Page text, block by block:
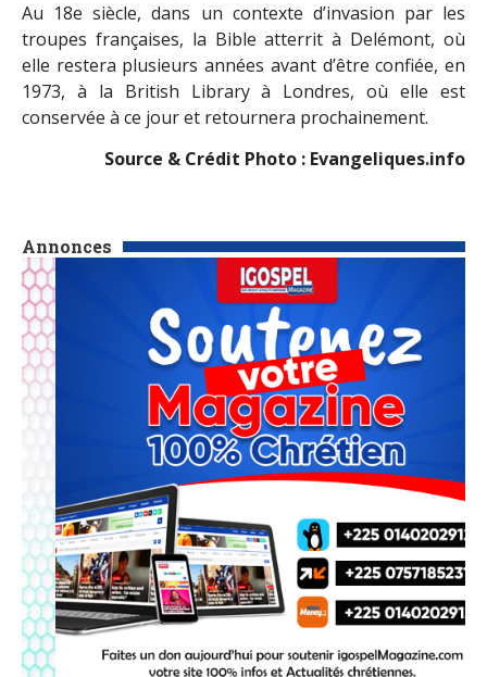
Annonces
Au 18e siècle, dans un contexte d’invasion par les
troupes françaises, la Bible atterrit à Delémont, où
elle restera plusieurs années avant d’être confiée, en
1973, à la British Library à Londres, où elle est
conservée à ce jour et retournera prochainement.
Source & Crédit Photo : Evangeliques.info